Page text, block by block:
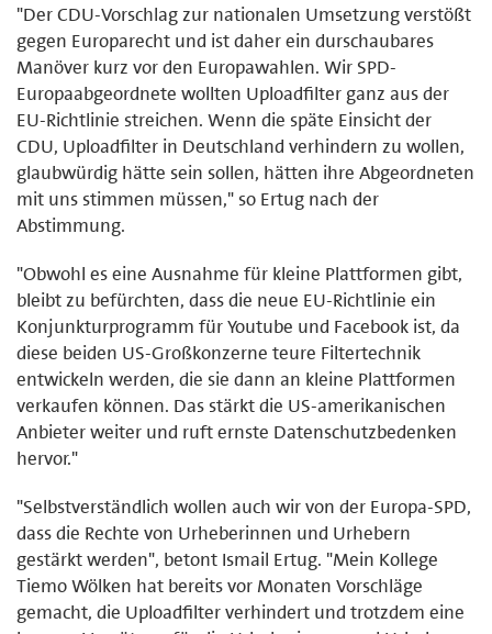
"Der CDU-Vorschlag zur nationalen Umsetzung verstößt
gegen Europarecht und ist daher ein durschaubares
Manöver kurz vor den Europawahlen. Wir SPD-
Europaabgeordnete wollten Uploadfilter ganz aus der
EU-Richtlinie streichen. Wenn die späte Einsicht der
CDU, Uploadfilter in Deutschland verhindern zu wollen,
glaubwürdig hätte sein sollen, hätten ihre Abgeordneten
mit uns stimmen müssen," so Ertug nach der
Abstimmung.
"Obwohl es eine Ausnahme für kleine Plattformen gibt,
bleibt zu befürchten, dass die neue EU-Richtlinie ein
Konjunkturprogramm für Youtube und Facebook ist, da
diese beiden US-Großkonzerne teure Filtertechnik
entwickeln werden, die sie dann an kleine Plattformen
verkaufen können. Das stärkt die US-amerikanischen
Anbieter weiter und ruft ernste Datenschutzbedenken
hervor."
"Selbstverständlich wollen auch wir von der Europa-SPD,
dass die Rechte von Urheberinnen und Urhebern
gestärkt werden", betont Ismail Ertug. "Mein Kollege
Tiemo Wölken hat bereits vor Monaten Vorschläge
gemacht, die Uploadfilter verhindert und trotzdem eine